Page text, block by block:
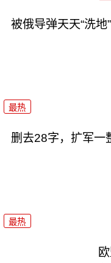
被俄导弹天天“洗地
最热
删去28字，扩军一
最热